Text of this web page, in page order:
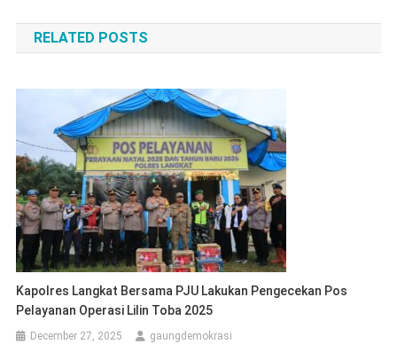
navigation
RELATED POSTS
Kapolres Langkat Bersama PJU Lakukan Pengecekan Pos
Pelayanan Operasi Lilin Toba 2025
December 27, 2025 gaungdemokrasi